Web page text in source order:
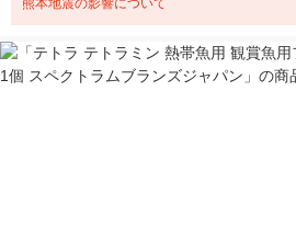
熊本地震の影響について